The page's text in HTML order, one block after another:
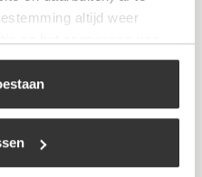
altijd weer
wij u naar ons